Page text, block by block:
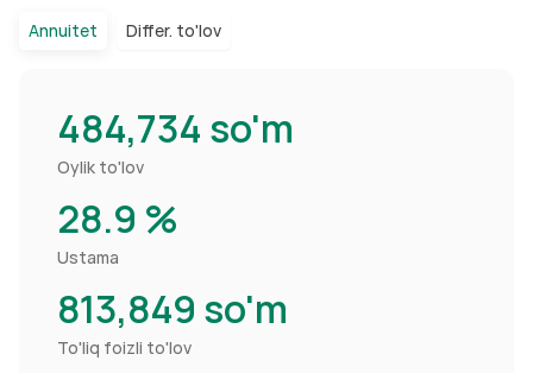
Annuitet Differ. to'lov
484,734 so'm
Oylik to'lov
28.9 %
Ustama
813,849 so'm
To'liq foizli to'lov